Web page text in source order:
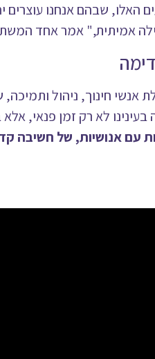
האלו, שבהם אנחנו עוצרים
אמיתית," אמר אחד
אנשי חינוך, ניהול ותמיכה,
לא רק זמן פנאי, אלא
עם אנושיות, של חשיבה